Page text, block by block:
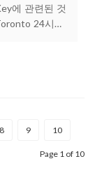
에 관련된 것
24시간
8 9 10
Page 1 of 10